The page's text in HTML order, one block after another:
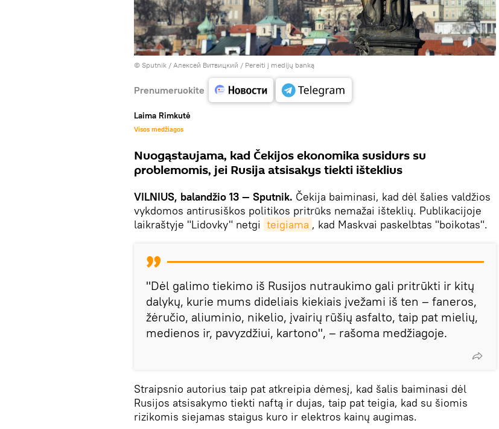
© Sputnik / Алексей Витвицкий / Pereiti į medijų banką
Prenumeruokite
Laima Rimkutė
Visos medžiagos
Nuogąstaujama, kad Čekijos ekonomika susidurs su
problemomis, jei Rusija atsisakys tiekti išteklius
VILNIUS, balandžio 13 — Sputnik. Čekija baiminasi, kad dėl šalies valdžios
vykdomos antirusiškos politikos pritrūks nemažai išteklių. Publikacijoje
laikraštyje "Lidovky" netgi teigiama , kad Maskvai paskelbtas "boikotas".
"Dėl galimo tiekimo iš Rusijos nutraukimo gali pritrūkti ir kitų
dalykų, kurie mums dideliais kiekiais įvežami iš ten – faneros,
žėručio, aliuminio, nikelio, įvairių rūšių asfalto, taip pat mielių,
medienos ir, pavyzdžiui, kartono", – rašoma medžiagoje.
Straipsnio autorius taip pat atkreipia dėmesį, kad šalis baiminasi dėl
Rusijos atsisakymo tiekti naftą ir dujas, taip pat teigia, kad su šiomis
rizikomis siejamas staigus kuro ir elektros kainų augimas.